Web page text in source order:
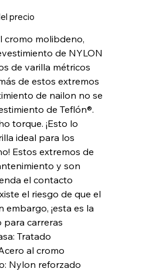
precio
cromo molibdeno,
de NYLON
de varilla métricos
de estos extremos
de nailon no se
de Teflón®.
torque. ¡Esto lo
ideal para los
Estos extremos de
y son
el contacto
el riesgo de que el
¡esta es la
para carreras
Tratado
al cromo
Nylon reforzado